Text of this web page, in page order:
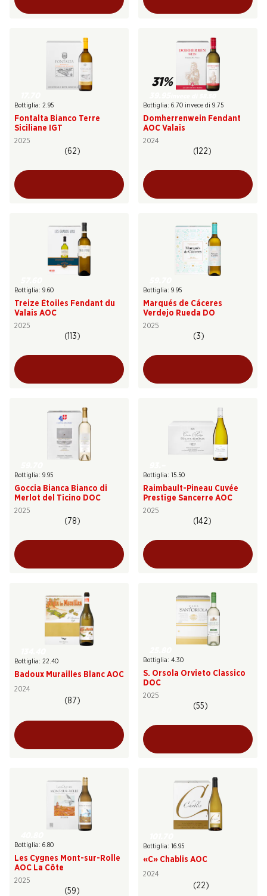
Bottiglia: 2.95
Fontalta Bianco Terre
Siciliane IGT
2025
(62)
31%
Bottiglia: 6.70 invece di 9.75
Domherrenwein Fendant
AOC Valais
2024
(122)
Bottiglia: 9.60
Treize Étoiles Fendant du
Valais AOC
2025
(113)
Bottiglia: 9.95
Marqués de Cáceres
Verdejo Rueda DO
2025
(3)
Bottiglia: 9.95
Goccia Bianca Bianco di
Merlot del Ticino DOC
2025
(78)
Bottiglia: 15.50
Raimbault-Pineau Cuvée
Prestige Sancerre AOC
2025
(142)
Bottiglia: 22.40
Badoux Murailles Blanc AOC
2024
(87)
Bottiglia: 4.30
S. Orsola Orvieto Classico
DOC
2025
(55)
Bottiglia: 6.80
Les Cygnes Mont-sur-Rolle
AOC La Côte
2025
(59)
Bottiglia: 16.95
«C» Chablis AOC
2024
(22)